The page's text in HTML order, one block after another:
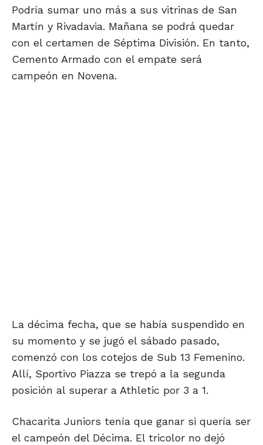
Podría sumar uno más a sus vitrinas de San
Martín y Rivadavia. Mañana se podrá quedar
con el certamen de Séptima División. En tanto,
Cemento Armado con el empate será
campeón en Novena.
La décima fecha, que se había suspendido en
su momento y se jugó el sábado pasado,
comenzó con los cotejos de Sub 13 Femenino.
Allí, Sportivo Piazza se trepó a la segunda
posición al superar a Athletic por 3 a 1.
Chacarita Juniors tenía que ganar si quería ser
el campeón del Décima. El tricolor no dejó